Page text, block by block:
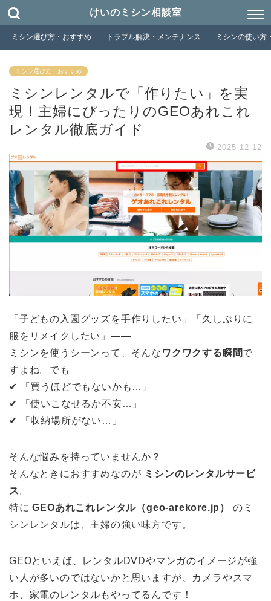
けいのミシン相談室
ミシン選び方・おすすめ トラブル解決・メンテナンス ミシンの使い方
ミシン選び方・おすすめ
ミシンレンタルで「作りたい」を実
現！主婦にぴったりのGEOあれこれ
レンタル徹底ガイド
2025-12-12
「子どもの入園グッズを手作りしたい」「久しぶりに
服をリメイクしたい」——
ミシンを使うシーンって、そんな ワクワクする瞬間で
すよね。でも
✔︎ 「買うほどでもないかも…」
✔︎ 「使いこなせるか不安…」
✔︎ 「収納場所がない…」
そんな悩みを持っていませんか？
そんなときにおすすめなのが ミシンのレンタルサービ
ス 。
特にGEOあれこれレンタル（geo-arekore.jp）
のミ
シンレンタルは、主婦の強い味方です。
GEOといえば、レンタルDVDやマンガのイメージが強
い人が多いのではないかと思いますが、カメラやスマ
ホ、家電のレンタルもやってるんです！